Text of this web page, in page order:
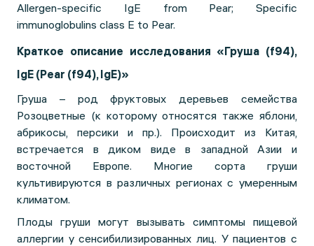
Allergen-specific IgE from Pear; Specific
immunoglobulins class E to Pear.
Краткое описание исследования «Груша (f94),
IgE (Pear (f94), IgE)»
Груша – род фруктовых деревьев семейства
Розоцветные (к которому относятся также яблони,
абрикосы, персики и пр.). Происходит из Китая,
встречается в диком виде в западной Азии и
восточной Европе. Многие сорта груши
культивируются в различных регионах с умеренным
климатом.
Плоды груши могут вызывать симптомы пищевой
аллергии у сенсибилизированных лиц. У пациентов с